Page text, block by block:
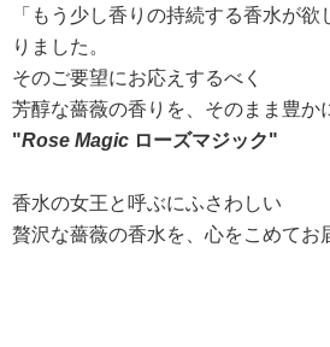
「もう少し香りの持続する香水が
りました。
そのご要望にお応えするべく
芳醇な薔薇の香りを、そのまま豊か
"Rose Magic ローズマジック"
香水の女王と呼ぶにふさわしい
贅沢な薔薇の香水を、心をこめてお